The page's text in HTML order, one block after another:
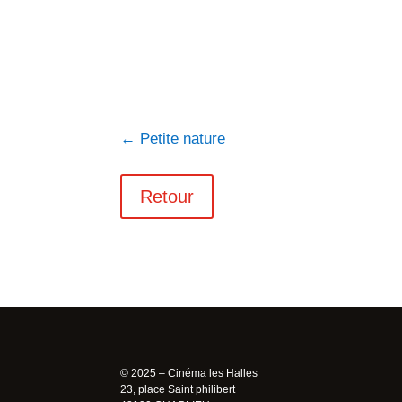
← Petite nature
Retour
© 2025 – Cinéma les Halles
23, place Saint philibert